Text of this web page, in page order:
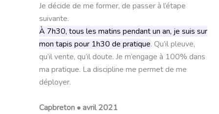
Je décide de me former, de passer à l’étape
suivante.
À 7h30, tous les matins pendant un an, je suis sur
mon tapis pour 1h30 de pratique. Qu’il pleuve,
qu’il vente, qu’il doute. Je m’engage à 100% dans
ma pratique. La discipline me permet de me
déployer.
Capbreton • avril 2021